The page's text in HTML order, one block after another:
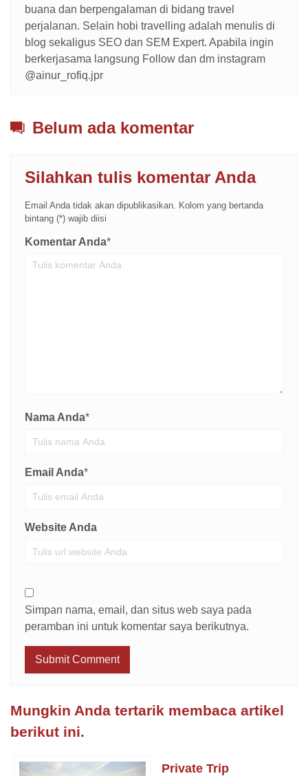
buana dan berpengalaman di bidang travel
perjalanan. Selain hobi travelling adalah menulis di
blog sekaligus SEO dan SEM Expert. Apabila ingin
berkerjasama langsung Follow dan dm instagram
@ainur_rofiq.jpr
Belum ada komentar
Silahkan tulis komentar Anda
Email Anda tidak akan dipublikasikan. Kolom yang bertanda
bintang (*) wajib diisi
Komentar Anda*
Nama Anda*
Email Anda*
Website Anda
Simpan nama, email, dan situs web saya pada
peramban ini untuk komentar saya berikutnya.
Mungkin Anda tertarik membaca artikel
berikut ini.
Private Trip